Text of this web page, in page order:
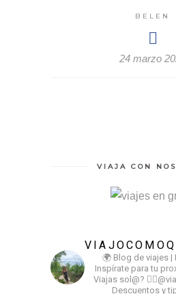
BELEN
24 marzo
VIAJA CON
🌍 Blog de viajes |
Inspírate para tu
Viajas sol@?
Descuentos y